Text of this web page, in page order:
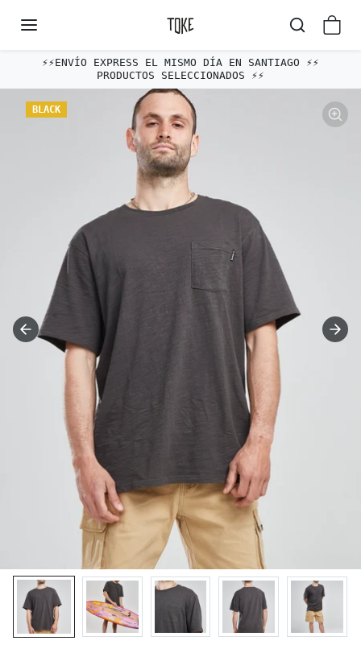
⚡️⚡️ENVÍO EXPRESS EL MISMO DÍA EN SANTIAGO ⚡️⚡️
PRODUCTOS SELECCIONADOS ⚡️⚡️
Omitir e ir a la información del producto
BLACK